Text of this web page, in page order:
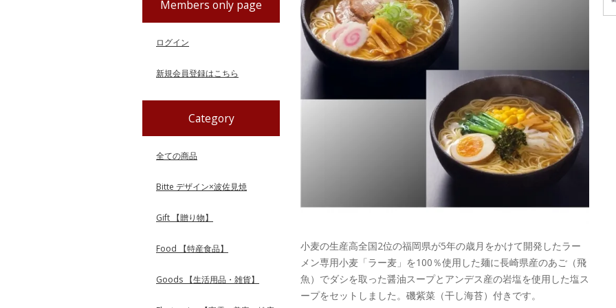
小麦の生産高全国2位の福岡県が5年の歳月をかけて開発したラー
メン専用小麦「ラー麦」を100％使用した麺に長崎県産のあご（飛
魚）でダシを取った醤油スープとアンデス産の岩塩を使用した塩ス
ープをセットしました。磯紫菜（干し海苔）付きです。
Members only page
ログイン
新規会員登録はこちら
Category
全ての商品
Bitte デザイン×波佐見焼
Gift 【贈り物】
Food 【特産食品】
Goods 【生活用品・雑貨】